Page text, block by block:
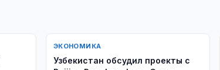
ЭКОНОМИКА
Узбекистан обсудил проекты с